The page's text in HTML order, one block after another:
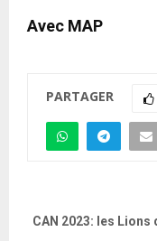
Avec MAP
PARTAGER
CAN 2023: les Lions